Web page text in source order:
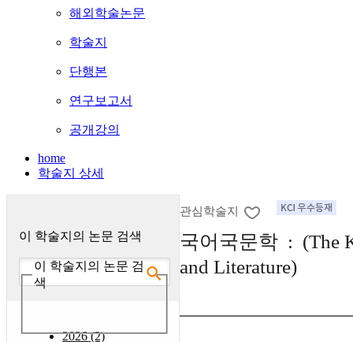
해외학술논문
학술지
단행본
연구보고서
공개강의
home
학술지 상세
이 학술지의 논문 검색
이 학술지의 논문 검
색
2026 (2)
관심학술지
국어국문학 : (The
and Literature)